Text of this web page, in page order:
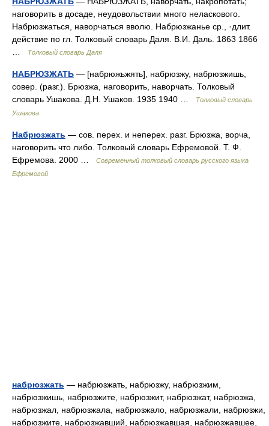
наговорить в досаде, неудовольствии много неласкового.
Набрюзжаться, наворчаться вволю. Набрюзжанье ср., ·длит.
действие по гл. Толковый словарь Даля. В.И. Даль. 1863 1866
Толковый словарь Даля
НАБРЮЗЖАТЬ — [набрюжьжять], набрюзжу, набрюзжишь,
совер. (разг.). Брюзжа, наговорить, наворчать. Толковый
словарь Ушакова. Д.Н. Ушаков. 1935 1940 …
Толковый словарь
Ушакова
Набрюзжать — сов. перех. и неперех. разг. Брюзжа, ворча,
наговорить что либо. Толковый словарь Ефремовой. Т. Ф.
Ефремова. 2000 …
Современный толковый словарь русского языка
Ефремовой
набрюзжать — набрюзжать, набрюзжу, набрюзжим,
набрюзжишь, набрюзжите, набрюзжит, набрюзжат, набрюзжа,
набрюзжал, набрюзжала, набрюзжало, набрюзжали, набрюзжи,
набрюзжите, набрюзжавший, набрюзжавшая, набрюзжавшее,